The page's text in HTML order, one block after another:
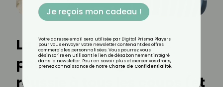
La règle d’or des chefs
pour une vinaigrette
réussie à tous les coups (et
Je reçois mon cadeau !
Votre adresse email sera utilisée par Digital Prisma Players
pour vous envoyer votre newsletter contenant des offres
commerciales personnalisées. Vous pourrez vous
désinscrire en utilisant le lien de désabonnement intégré
dans la newsletter. Pour en savoir plus et exercer vos droits,
prenez connaissance de notre Charte de Confidentialité.